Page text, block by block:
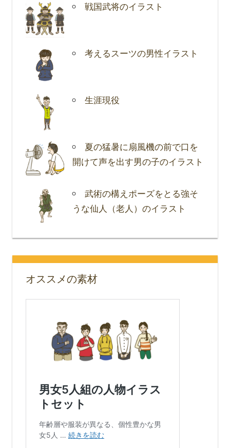
戦国武将のイラスト
考えるスーツの男性イラスト
生涯現役
夏の猛暑に扇風機の前で口を
開けて声を出す男の子のイラスト
武術の構えポーズをとる強そ
うな仙人（老人）のイラスト
オススメの素材